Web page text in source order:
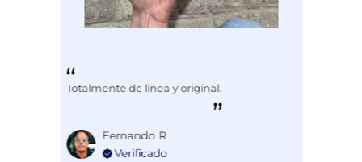
Totalmente de línea y original.
Fernando R